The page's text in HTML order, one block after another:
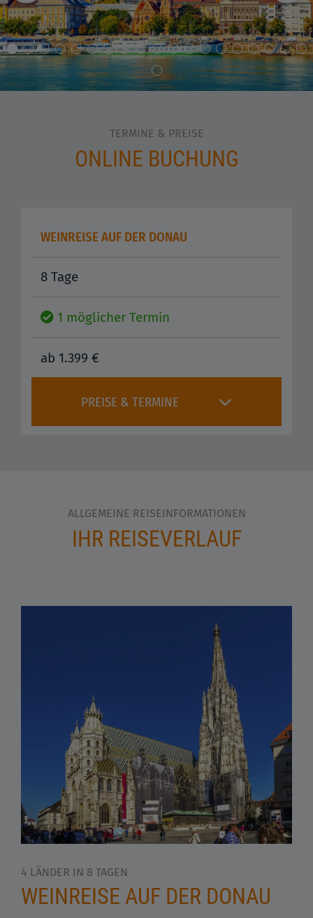
TERMINE & PREISE
ONLINE BUCHUNG
WEINREISE AUF DER DONAU
8 Tage
1 möglicher Termin
ab 1.399 €
PREISE & TERMINE
ALLGEMEINE REISEINFORMATIONEN
IHR REISEVERLAUF
4 LÄNDER IN 8 TAGEN
WEINREISE AUF DER DONAU